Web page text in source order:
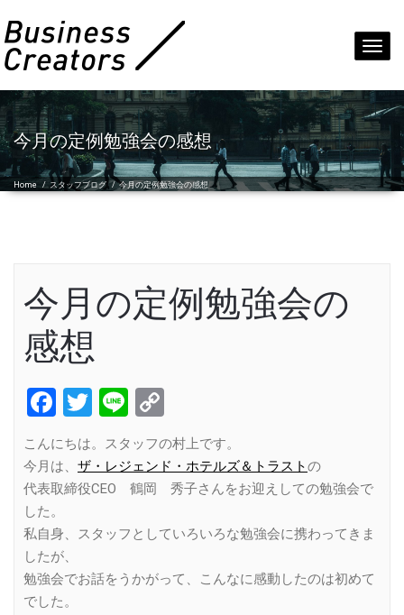
今月の定例勉強会の感想
Home / スタッフブログ /今月の定例勉強会の感想
今月の定例勉強会の
感想
Facebook
Twitter
Line
Link
こんにちは。スタッフの村上です。
今月は、 ザ・レジェンド・ホテルズ＆トラストの
代表取締役CEO 鶴岡 秀子さんをお迎えしての勉強会で
した。
私自身、スタッフとしていろいろな勉強会に携わってきま
したが、
勉強会でお話をうかがって、こんなに感動したのは初めて
でした。